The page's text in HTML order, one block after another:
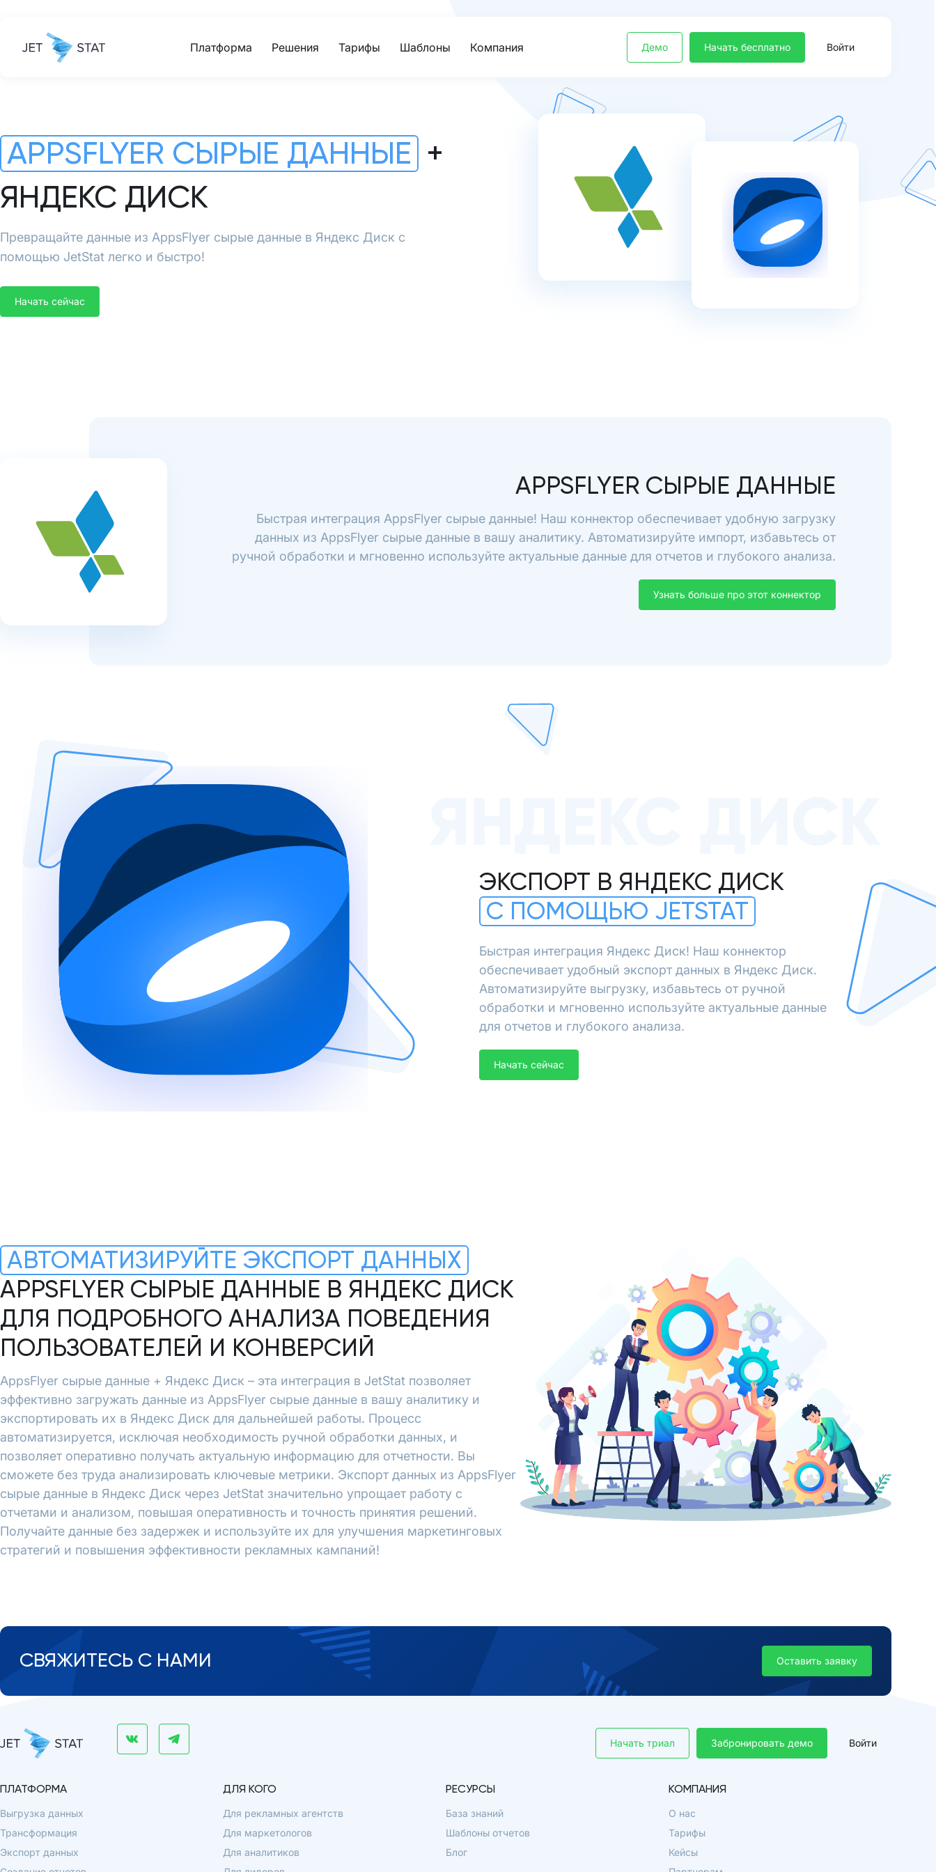
Платформа Решения Тарифы Шаблоны Компания Демо Начать бесплатно Войти
APPSFLYER СЫРЫЕ ДАННЫЕ +
ЯНДЕКС ДИСК
Превращайте данные из AppsFlyer сырые данные в Яндекс Диск с
помощью JetStat легко и быстро!
Начать сейчас
APPSFLYER СЫРЫЕ ДАННЫЕ
Быстрая интеграция AppsFlyer сырые данные! Наш коннектор обеспечивает удобную загрузку
данных из AppsFlyer сырые данные в вашу аналитику. Автоматизируйте импорт, избавьтесь от
ручной обработки и мгновенно используйте актуальные данные для отчетов и глубокого анализа.
Узнать больше про этот коннектор
ЭКСПОРТ В ЯНДЕКС ДИСК
С ПОМОЩЬЮ JETSTAT
Быстрая интеграция Яндекс Диск! Наш коннектор
обеспечивает удобный экспорт данных в Яндекс Диск.
Автоматизируйте выгрузку, избавьтесь от ручной
обработки и мгновенно используйте актуальные данные
для отчетов и глубокого анализа.
Начать сейчас
АВТОМАТИЗИРУЙТЕ ЭКСПОРТ ДАННЫХ
APPSFLYER СЫРЫЕ ДАННЫЕ В ЯНДЕКС ДИСК
ДЛЯ ПОДРОБНОГО АНАЛИЗА ПОВЕДЕНИЯ
ПОЛЬЗОВАТЕЛЕЙ И КОНВЕРСИЙ
AppsFlyer сырые данные + Яндекс Диск – эта интеграция в JetStat позволяет
эффективно загружать данные из AppsFlyer сырые данные в вашу аналитику и
экспортировать их в Яндекс Диск для дальнейшей работы. Процесс
автоматизируется, исключая необходимость ручной обработки данных, и
позволяет оперативно получать актуальную информацию для отчетности. Вы
сможете без труда анализировать ключевые метрики. Экспорт данных из AppsFlyer
сырые данные в Яндекс Диск через JetStat значительно упрощает работу с
отчетами и анализом, повышая оперативность и точность принятия решений.
Получайте данные без задержек и используйте их для улучшения маркетинговых
стратегий и повышения эффективности рекламных кампаний!
СВЯЖИТЕСЬ С НАМИ Оставить заявку
Забронировать демо
Начать триал Войти
ПЛАТФОРМА
Выгрузка данных
Трансформация
Экспорт данных
ДЛЯ КОГО
Для рекламных агентств
Для маркетологов
Для аналитиков
РЕСУРСЫ
База знаний
Шаблоны отчетов
Блог
КОМПАНИЯ
О нас
Тарифы
Кейсы